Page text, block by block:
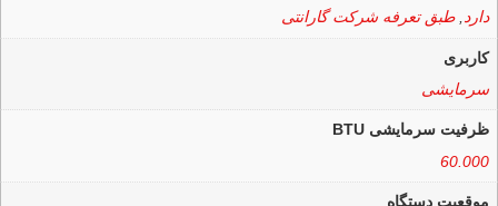
دارد,طبق تعرفه شرکت گارانتی
کاربری
سرمایشی
ظرفیت سرمایشی BTU
60.000
موقعیت دستگاه